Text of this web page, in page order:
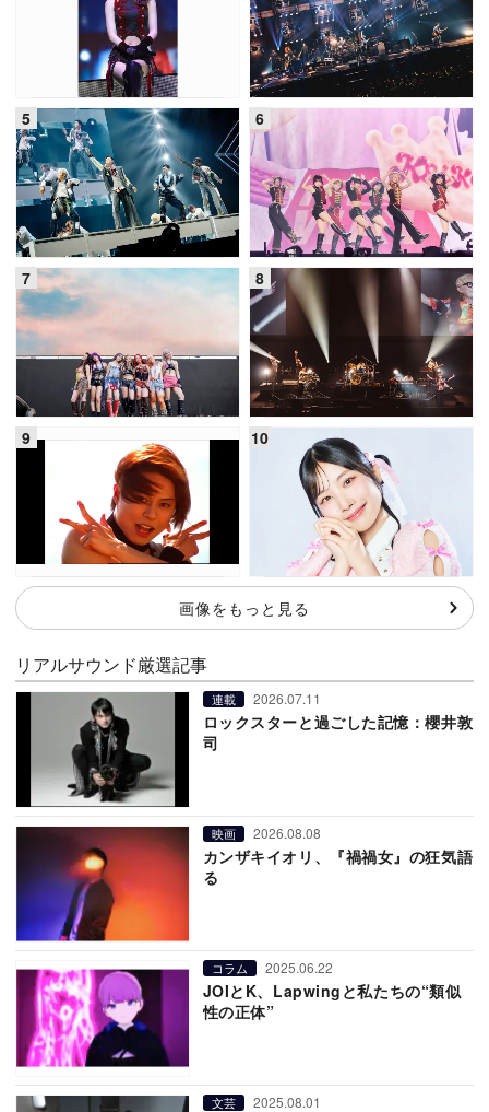
画像をもっと見る
リアルサウンド厳選記事
連載 2026.07.11
ロックスターと過ごした記憶：櫻井敦
司
映画 2026.08.08
カンザキイオリ、『禍禍女』の狂気語
る
コラム 2025.06.22
JOIとK、Lapwingと私たちの“類似
性の正体”
文芸 2025.08.01